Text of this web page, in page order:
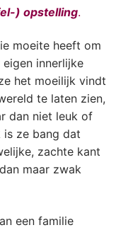
) opstelling.
moeite heeft om
innerlijke
het moeilijk vindt
te laten zien,
dan niet leuk of
is ze bang dat
zachte kant
maar zwak
een familie